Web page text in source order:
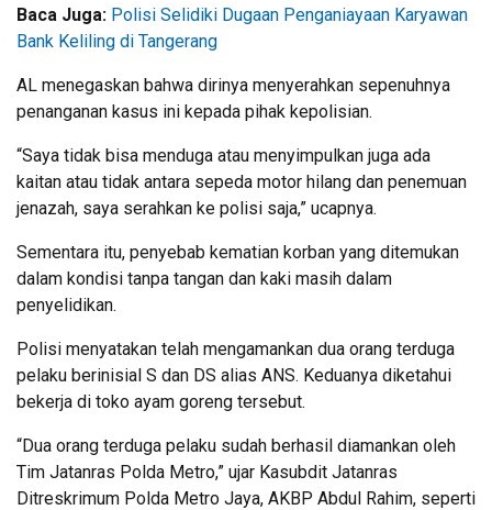
Baca Juga: Polisi Selidiki Dugaan Penganiayaan Karyawan
Bank Keliling di Tangerang
AL menegaskan bahwa dirinya menyerahkan sepenuhnya
penanganan kasus ini kepada pihak kepolisian.
“Saya tidak bisa menduga atau menyimpulkan juga ada
kaitan atau tidak antara sepeda motor hilang dan penemuan
jenazah, saya serahkan ke polisi saja,” ucapnya.
Sementara itu, penyebab kematian korban yang ditemukan
dalam kondisi tanpa tangan dan kaki masih dalam
penyelidikan.
Polisi menyatakan telah mengamankan dua orang terduga
pelaku berinisial S dan DS alias ANS. Keduanya diketahui
bekerja di toko ayam goreng tersebut.
“Dua orang terduga pelaku sudah berhasil diamankan oleh
Tim Jatanras Polda Metro,” ujar Kasubdit Jatanras
Ditreskrimum Polda Metro Jaya, AKBP Abdul Rahim, seperti